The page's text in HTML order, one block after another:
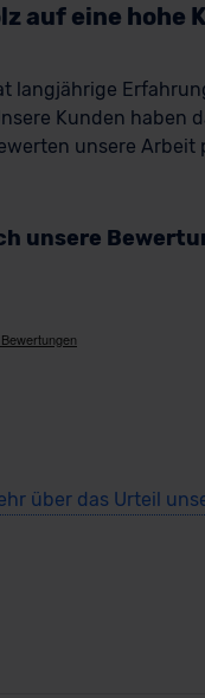
auf eine hohe
langjährige
Kunden haben
unsere Arbeit
unsere
über das Urteil